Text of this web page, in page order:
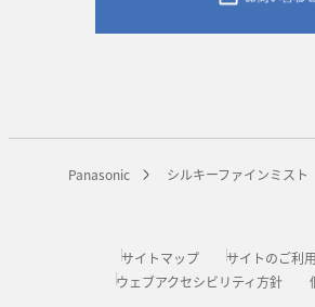
Panasonic シルキーファインミスト
サイトマップ
サイトのご利
ウェブアクセシビリティ方針